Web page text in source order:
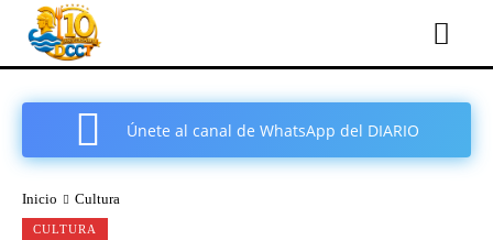
Únete al canal de WhatsApp del DIARIO
Inicio Cultura
CULTURA